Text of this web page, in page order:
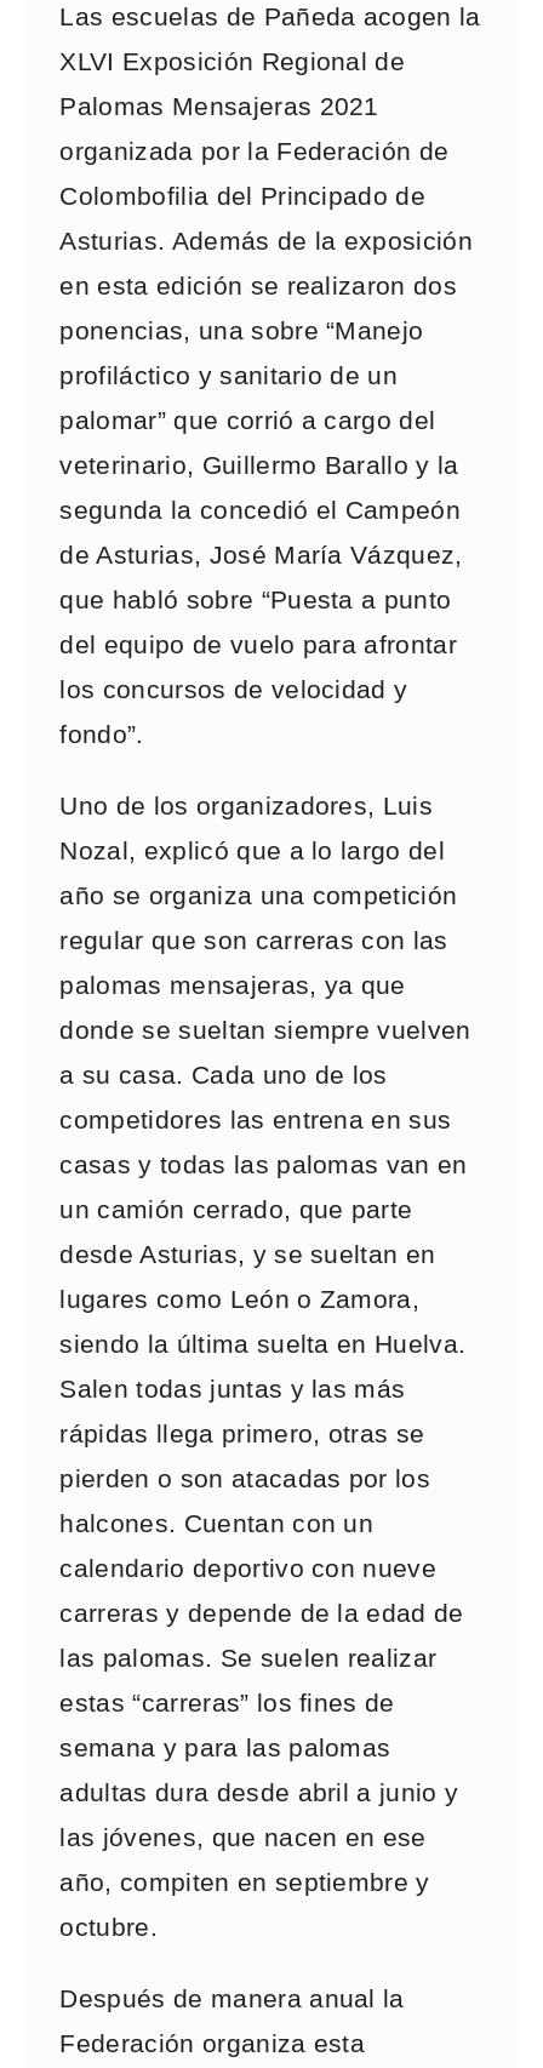
Las escuelas de Pañeda acogen la
XLVI Exposición Regional de
Palomas Mensajeras 2021
organizada por la Federación de
Colombofilia del Principado de
Asturias. Además de la exposición
en esta edición se realizaron dos
ponencias, una sobre “Manejo
profiláctico y sanitario de un
palomar” que corrió a cargo del
veterinario, Guillermo Barallo y la
segunda la concedió el Campeón
de Asturias, José María Vázquez,
que habló sobre “Puesta a punto
del equipo de vuelo para afrontar
los concursos de velocidad y
fondo”.
Uno de los organizadores, Luis
Nozal, explicó que a lo largo del
año se organiza una competición
regular que son carreras con las
palomas mensajeras, ya que
donde se sueltan siempre vuelven
a su casa. Cada uno de los
competidores las entrena en sus
casas y todas las palomas van en
un camión cerrado, que parte
desde Asturias, y se sueltan en
lugares como León o Zamora,
siendo la última suelta en Huelva.
Salen todas juntas y las más
rápidas llega primero, otras se
pierden o son atacadas por los
halcones. Cuentan con un
calendario deportivo con nueve
carreras y depende de la edad de
las palomas. Se suelen realizar
estas “carreras” los fines de
semana y para las palomas
adultas dura desde abril a junio y
las jóvenes, que nacen en ese
año, compiten en septiembre y
octubre.
Después de manera anual la
Federación organiza esta